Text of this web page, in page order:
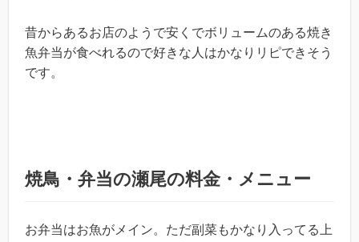
昔からあるお店のようで安くでボリュームのある焼き
魚弁当が食べれるので好きな人はかなりリピできそう
です。
焼鳥・弁当の瀬尾の料金・メニュー
お弁当はお魚がメイン。ただ副菜もかなり入ってる上